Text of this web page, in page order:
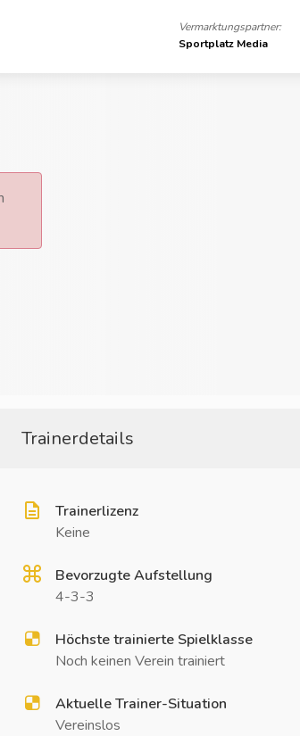
Vermarktungspartner:
Sportplatz Media
Trainerdetails
Trainerlizenz
Keine
Bevorzugte Aufstellung
4-3-3
Höchste trainierte Spielklasse
Noch keinen Verein trainiert
Aktuelle Trainer-Situation
Vereinslos